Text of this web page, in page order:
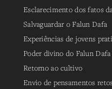
Esclarecimento dos fatos
Salvaguardar o Falun Dafa
Experiências de jovens
Poder divino do Falun Dafa
Retorno ao cultivo
Envio de pensamentos